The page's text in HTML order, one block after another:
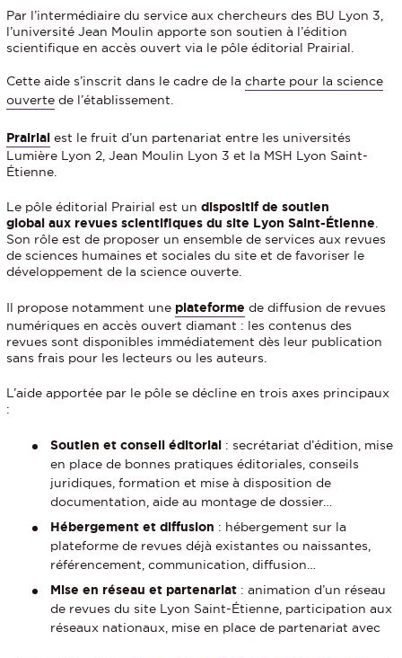
Par l’intermédiaire du service aux chercheurs des BU Lyon 3,
l’université Jean Moulin apporte son soutien à l’édition
scientifique en accès ouvert via le pôle éditorial Prairial.
Cette aide s’inscrit dans le cadre de la charte pour la science
ouverte de l’établissement.
Prairial est le fruit d’un partenariat entre les universités
Lumière Lyon 2, Jean Moulin Lyon 3 et la MSH Lyon Saint-
Étienne.
Le pôle éditorial Prairial est un dispositif de soutien
global aux revues scientifiques du site Lyon Saint-Étienne
Son rôle est de proposer un ensemble de services aux revues
de sciences humaines et sociales du site et de favoriser le
développement de la science ouverte.
Il propose notamment une plateforme de diffusion de revues
numériques en accès ouvert diamant : les contenus des
revues sont disponibles immédiatement dès leur publication
sans frais pour les lecteurs ou les auteurs.
L’aide apportée par le pôle se décline en trois axes principaux
:
Soutien et conseil éditorial : secrétariat d’édition, mise
en place de bonnes pratiques éditoriales, conseils
juridiques, formation et mise à disposition de
documentation, aide au montage de dossier…
Hébergement et diffusion : hébergement sur la
plateforme de revues déjà existantes ou naissantes,
référencement, communication, diffusion…
Mise en réseau et partenariat : animation d’un réseau
de revues du site Lyon Saint-Étienne, participation aux
réseaux nationaux, mise en place de partenariat avec